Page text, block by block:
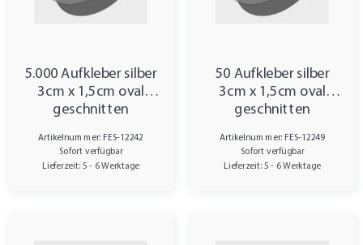
5.000 Aufkleber silber
3cm x 1,5cm oval
geschnitten
Artikelnummer: FES-12242
Sofort verfügbar
Lieferzeit: 5 - 6 Werktage
50 Aufkleber silber
3cm x 1,5cm oval
geschnitten
Artikelnummer: FES-12249
Sofort verfügbar
Lieferzeit: 5 - 6 Werktage